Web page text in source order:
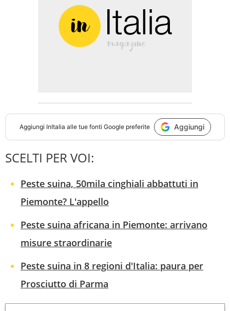
Aggiungi InItalia alle tue fonti Google preferite Aggiungi
SCELTI PER VOI:
Peste suina, 50mila cinghiali abbattuti in
Piemonte? L'appello
Peste suina africana in Piemonte: arrivano
misure straordinarie
Peste suina in 8 regioni d'Italia: paura per
Prosciutto di Parma